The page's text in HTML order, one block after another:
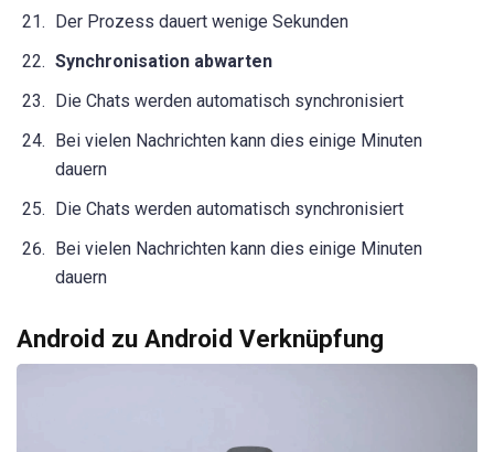
Der Prozess dauert wenige Sekunden
Synchronisation abwarten
Die Chats werden automatisch synchronisiert
Bei vielen Nachrichten kann dies einige Minuten
dauern
Die Chats werden automatisch synchronisiert
Bei vielen Nachrichten kann dies einige Minuten
dauern
Android zu Android Verknüpfung